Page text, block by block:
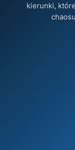
kierunki,